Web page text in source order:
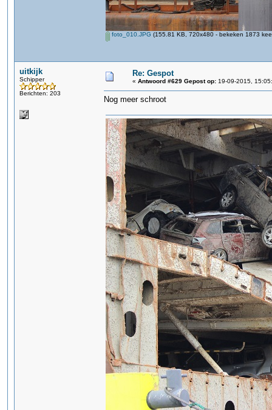
foto_010.JPG (155.81 KB, 720x480 - bekeken 1873
uitkijk
Schipper
Berichten: 203
Re: Gespot
« Antwoord #629 Gepost op: 19-09-2015,
Nog meer schroot